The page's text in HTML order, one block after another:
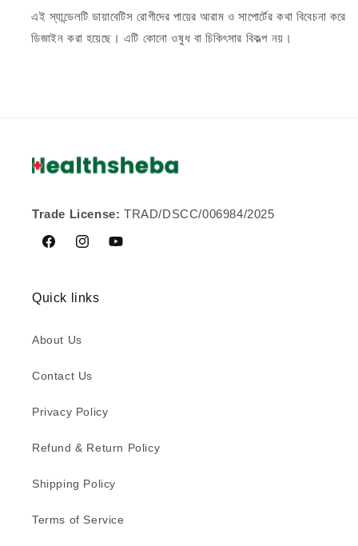
এই স্যান্ডেলটি ডায়াবেটিস রোগীদের পায়ের আরাম ও সাপোর্টের কথা বিবেচনা করে
ডিজাইন করা হয়েছে। এটি কোনো ওষুধ বা চিকিৎসার বিকল্প নয়।
Trade License: TRAD/DSCC/006984/2025
FacebookInstagramYouTube
Quick links
About Us
Contact Us
Privacy Policy
Refund & Return Policy
Shipping Policy
Terms of Service